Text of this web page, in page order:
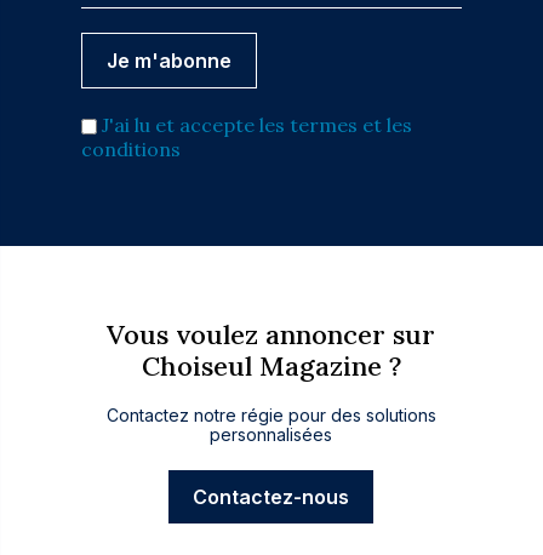
J'ai lu et accepte les termes et les
conditions
Vous voulez annoncer sur
Choiseul Magazine ?
Contactez notre régie pour des solutions
personnalisées
Contactez-nous